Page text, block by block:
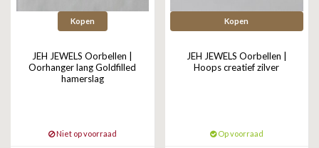
Kopen
JEH JEWELS Oorbellen |
Oorhanger lang Goldfilled
hamerslag
Niet op voorraad
Kopen
JEH JEWELS Oorbellen |
Hoops creatief zilver
Op voorraad